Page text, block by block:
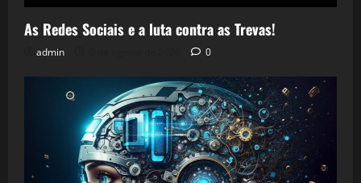
As Redes Sociais e a luta contra as Trevas!
admin 0